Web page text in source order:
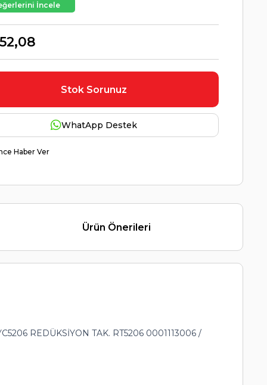
İncele
Stok Sorunuz
WhatApp Destek
Haber Ver
Ürün Önerileri
REDÜKSİYON TAK. RT5206 0001113006 /